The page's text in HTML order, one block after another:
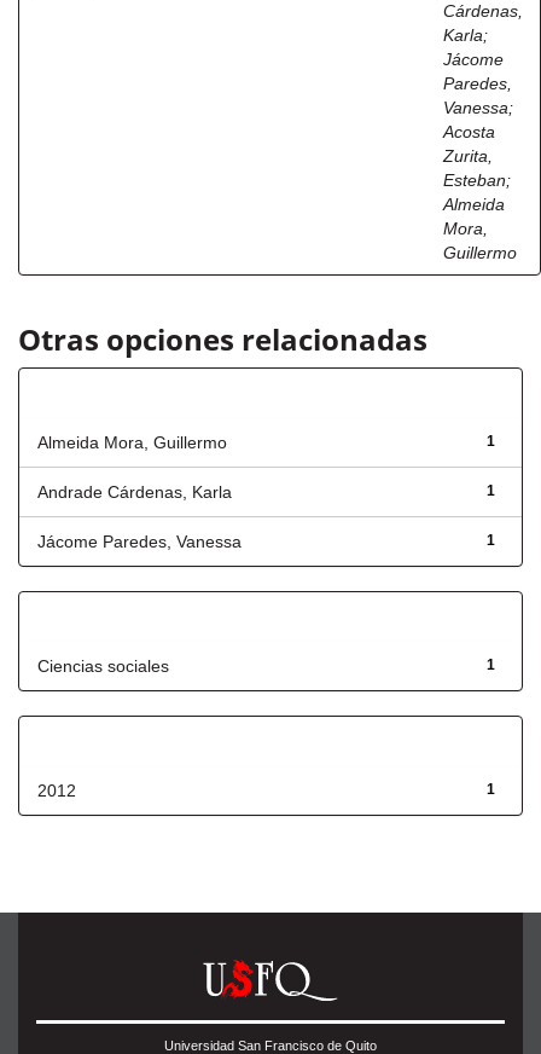
Cárdenas,
Karla;
Jácome
Paredes,
Vanessa;
Acosta
Zurita,
Esteban;
Almeida
Mora,
Guillermo
Otras opciones relacionadas
1
Almeida Mora, Guillermo
1
Andrade Cárdenas, Karla
1
Jácome Paredes, Vanessa
1
Ciencias sociales
1
2012
Universidad San Francisco de Quito